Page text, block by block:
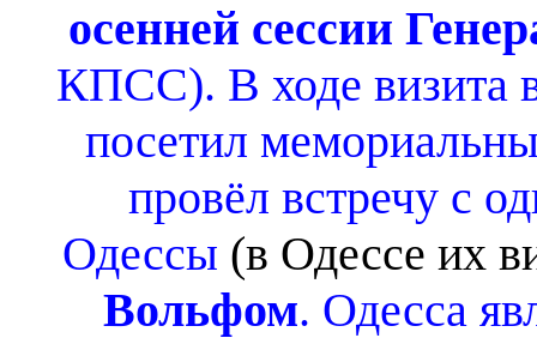
осенней сессии
КПСС). В ходе визита
посетил
провёл встречу с
Одессы (в Одессе их
Вольфом. Одесса